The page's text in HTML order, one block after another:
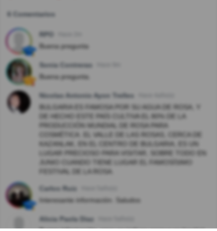
6 Comentarios
RPO
Buena pregunta
Sonia Contreras
Buena pregunta.
Nicolas Antonio Ayon Trelles
BULGARIA ES FAMOSA POR SU AGUA DE ROSA, Y
DE HECHO ESTE PAÍS CULTIVA EL 80% DE LA
PRODUCCIÓN MUNDIAL DE ROSA PARA
COSMÉTICA. EL VALLE DE LAS ROSAS, CERCA DE
KAZANLAK, EN EL CENTRO DE BULGARIA, ES UN
LUGAR PRECIOSO PARA VISITAR, SOBRE TODO EN
JUNIO CUANDO TIENE LUGAR EL FAMOSÍSIMO
FESTIVAL DE LA ROSA.
Carlos Ruiz
Interesante información. Saludos
Alicia Paola Diaz